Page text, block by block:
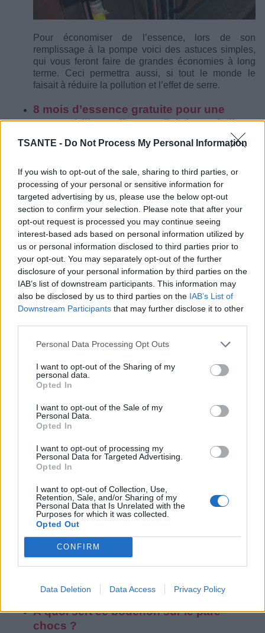
TSANTE - Do Not Process My Personal Information
If you wish to opt-out of the sale, sharing to third parties, or
processing of your personal or sensitive information for
targeted advertising by us, please use the below opt-out
section to confirm your selection. Please note that after your
opt-out request is processed you may continue seeing
interest-based ads based on personal information utilized by
us or personal information disclosed to third parties prior to
your opt-out. You may separately opt-out of the further
disclosure of your personal information by third parties on the
IAB’s list of downstream participants. This information may
also be disclosed by us to third parties on the IAB’s List of
Downstream Participants that may further disclose it to other
Personal Data Processing Opt Outs
I want to opt-out of the Sharing of my
personal data.
Opted In
I want to opt-out of the Sale of my
Personal Data.
Opted In
I want to opt-out of processing my
Personal Data for Targeted Advertising.
Opted In
I want to opt-out of Collection, Use,
Retention, Sale, and/or Sharing of my
Personal Data that Is Unrelated with the
Purposes for which it was collected.
Opted Out
CONFIRM
Data Deletion Data Access Privacy Policy
Pour économiser de l’essence, lors de son
remplissage à la pompe voici des astuces simples,
qui vous feront faire de grandes économies à long
terme. Ceci permettra aussi, si tout le monde le
faisait à réduire la pollution et l’effet de serre.
8 mois d’essence gratuite pour une
automobiliste, elle a profité d’une faille
du distributeur à la pompe
Une conductrice du Nebraska est accusée d’avoir
profité d’une faille d’une station-service. Elle aurait
porte le préjudice à un peu plus de 25 000€.
À quel âge ou taille un enfant peut
monter à l’avant d’une voiture ?
Vous êtes parents et vous devez transporter vos
enfants en voiture ? Vous vous demandez quelles
toute sécurité ?
À quoi sert ce bouchon sur le pare-
chocs ?